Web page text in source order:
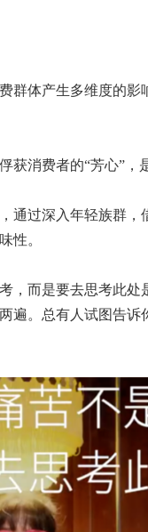
群体产生多维度的
消费者的“芳心”，
过深入年轻族群，
性。
，而是要去思考此
遍。总有人试图告